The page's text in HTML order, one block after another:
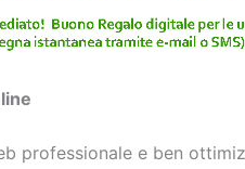
professionale e ben